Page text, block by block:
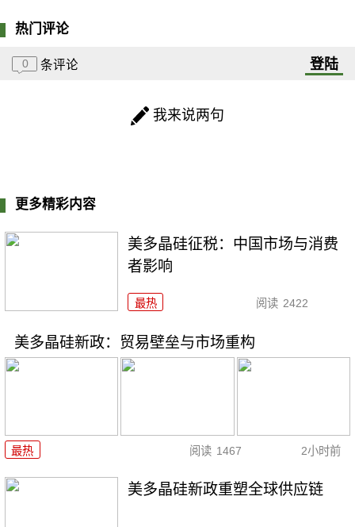
热门评论
0 条评论 登陆
我来说两句
更多精彩内容
美多晶硅征税：中国市场与消费
者影响
最热 阅读 2422
美多晶硅新政：贸易壁垒与市场重构
最热 阅读 1467 2小时前
美多晶硅新政重塑全球供应链